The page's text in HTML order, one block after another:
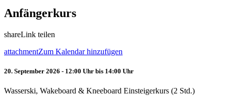
Anfängerkurs
shareLink teilen
attachmentZum Kalendar hinzufügen
20. September 2026 - 12:00 Uhr bis 14:00 Uhr
Wasserski, Wakeboard & Kneeboard Einsteigerkurs (2 Std.)